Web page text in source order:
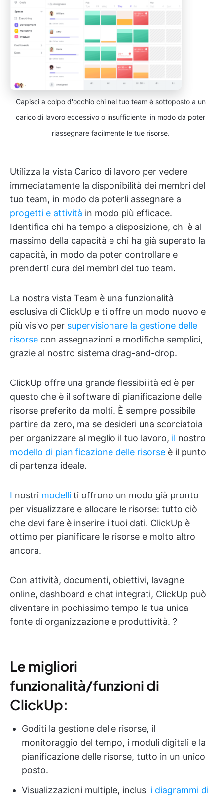
Capisci a colpo d'occhio chi nel tuo team è sottoposto a un
carico di lavoro eccessivo o insufficiente, in modo da poter
riassegnare facilmente le tue risorse.
Utilizza la vista Carico di lavoro per vedere
immediatamente la disponibilità dei membri del
tuo team, in modo da poterli assegnare a
progetti e attività in modo più efficace.
Identifica chi ha tempo a disposizione, chi è al
massimo della capacità e chi ha già superato la
capacità, in modo da poter controllare e
prenderti cura dei membri del tuo team.
La nostra vista Team è una funzionalità
esclusiva di ClickUp e ti offre un modo nuovo e
più visivo per supervisionare la gestione delle
risorse con assegnazioni e modifiche semplici,
grazie al nostro sistema drag-and-drop.
ClickUp offre una grande flessibilità ed è per
questo che è il software di pianificazione delle
risorse preferito da molti. È sempre possibile
partire da zero, ma se desideri una scorciatoia
per organizzare al meglio il tuo lavoro, il nostro
modello di pianificazione delle risorse è il punto
di partenza ideale.
I nostri modelli ti offrono un modo già pronto
per visualizzare e allocare le risorse: tutto ciò
che devi fare è inserire i tuoi dati. ClickUp è
ottimo per pianificare le risorse e molto altro
ancora.
Con attività, documenti, obiettivi, lavagne
online, dashboard e chat integrati, ClickUp può
diventare in pochissimo tempo la tua unica
fonte di organizzazione e produttività. ?
Le migliori
funzionalità/funzioni di
ClickUp:
Goditi la gestione delle risorse, il
monitoraggio del tempo, i moduli digitali e la
pianificazione delle risorse, tutto in un unico
posto.
Visualizzazioni multiple, inclusi i diagrammi di